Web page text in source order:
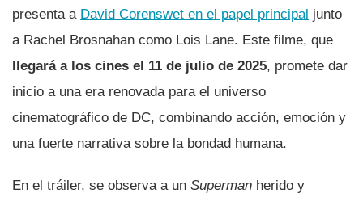
presenta a David Corenswet en el papel principal junto
a Rachel Brosnahan como Lois Lane. Este filme, que
llegará a los cines el 11 de julio de 2025, promete dar
inicio a una era renovada para el universo
cinematográfico de DC, combinando acción, emoción y
una fuerte narrativa sobre la bondad humana.
En el tráiler, se observa a un Superman herido y